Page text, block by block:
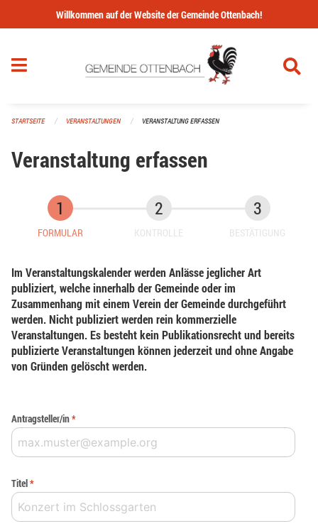
Navigation überspringen
Willkommen auf der Website der Gemeinde Ottenbach!
STARTSEITE VERANSTALTUNGEN VERANSTALTUNG ERFASSEN
Veranstaltung erfassen
FORMULAR KONTROLLE BESTÄTIGUNG
Im Veranstaltungskalender werden Anlässe jeglicher Art
publiziert, welche innerhalb der Gemeinde oder im
Zusammenhang mit einem Verein der Gemeinde durchgeführt
werden. Nicht publiziert werden rein kommerzielle
Veranstaltungen. Es besteht kein Publikationsrecht und bereits
publizierte Veranstaltungen können jederzeit und ohne Angabe
von Gründen gelöscht werden.
Antragsteller/in*
Titel*